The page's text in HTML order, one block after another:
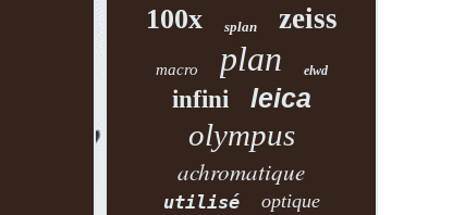
100x splan zeiss
macro plan elwd
infini leica
olympus
achromatique
utilisé optique